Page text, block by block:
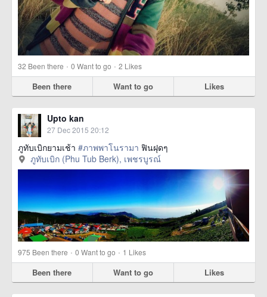
32 Been there · 0 Want to go · 2 Likes
Been there Want to go Likes
Upto kan
27 Dec 2015 20:12
ภูทับเบิกยามเช้า #ภาพพาโนรามา ฟินฝุดๆ
ภูทับเบิก (Phu Tub Berk), เพชรบูรณ์
975 Been there · 0 Want to go · 1 Likes
Been there Want to go Likes